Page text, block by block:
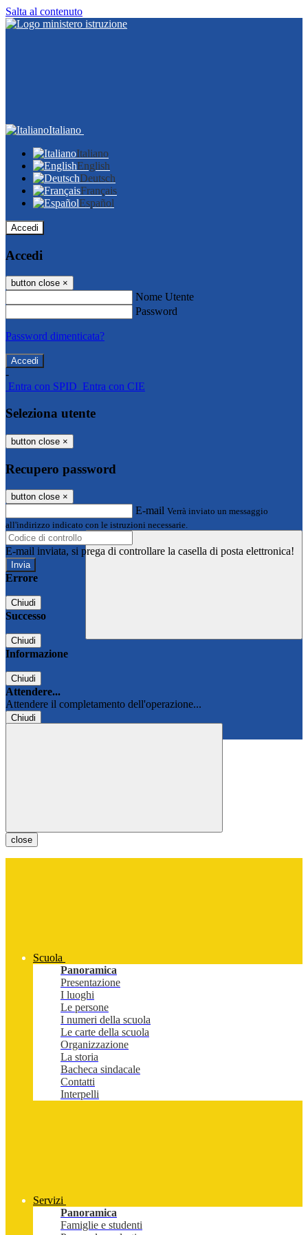
Salta al contenuto
Italiano
Italiano
English
Deutsch
Français
Español
Accedi
Accedi
button close ×
Nome Utente
Password
Password dimenticata?
-
Entra con SPID Entra con CIE
Seleziona utente
button close ×
Recupero password
button close ×
E-mail Verrà inviato un messaggio
all'indirizzo indicato con le istruzioni necessarie.
E-mail inviata, si prega di controllare la casella di posta elettronica!
Errore
Chiudi
Successo
Chiudi
Informazione
Chiudi
Attendere...
Attendere il completamento dell'operazione...
Chiudi
close
Scuola
Panoramica
Presentazione
I luoghi
Le persone
I numeri della scuola
Le carte della scuola
Organizzazione
La storia
Bacheca sindacale
Contatti
Interpelli
Servizi
Panoramica
Famiglie e studenti